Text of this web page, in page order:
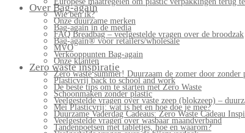
Over Bag-again
Wie ben ik?
Onze duurzame merken
Bag-again in de media
FAQ Breadbag – veelgestelde vragen over de broodzak
Bag-again® voor retailers/wholesale
MVO
Verkooppunten Bag-again
Onze klanten
Zero waste inspiratie
Zero waste summer! Duurzaam de zomer door zonder
Plasticvrij back to school and work
De beste tips om te starten met Zero Waste
Schoonmaken zonder plastic
Veelgestelde vragen over vaste zeep (blokzeep) –
Mei Plasticvrij: wat is het en hoe doe je mee?
Duurzame Vaderdag Cadeaus: Zero Waste Cadeau
Veelgestelde vragen over wasbaar maandverband
Tandenpoetsen met tabletjes, hoe en waarom?